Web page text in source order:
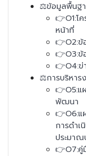
⚖️ข้อมูลพื้นฐ
👉O1:โ
หน้าที่
👉O2:ข้
👉O3:
👉O4:ข่
⚖️การบริหาร
👉O5:แ
พัฒนา
👉O6:แ
การดำเ
ประมาณ
👉O7:คู่